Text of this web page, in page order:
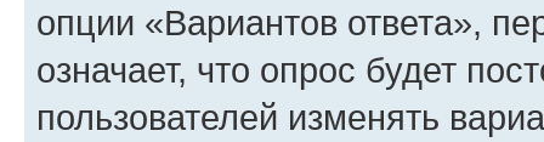
опции «Вариантов ответа»,
означает, что опрос будет
пользователей изменять